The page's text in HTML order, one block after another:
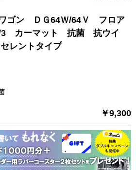
ゴン ＤＧ64Ｗ/64Ｖ フロア
3 カーマット 抗菌 抗ウイ
ントタイプ
￥9,300